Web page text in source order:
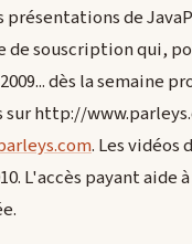
présentations de
de souscription qui,
dès la semaine
http://
. Les
L'accès payant